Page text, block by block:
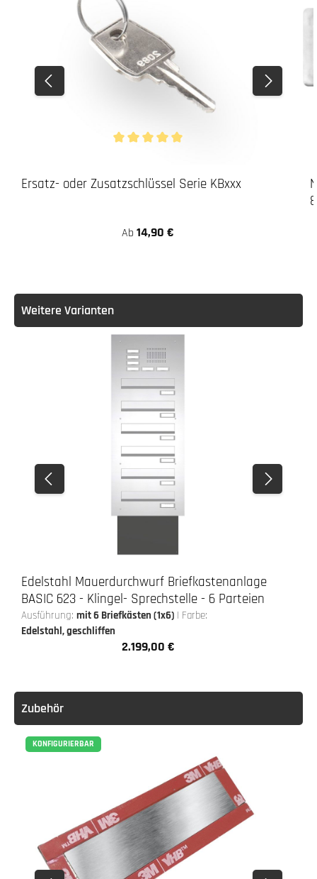
Ersatz- oder Zusatzschlüssel Serie KBxxx
Ab 14,90 €
Weitere Varianten
Edelstahl Mauerdurchwurf Briefkastenanlage
BASIC 623 - Klingel- Sprechstelle - 6 Parteien
Ausführung:mit 6 Briefkästen (1x6) | Farbe:
Edelstahl, geschliffen
Regulärer Preis:
2.199,00 €
Zubehör
KONFIGURIERBAR